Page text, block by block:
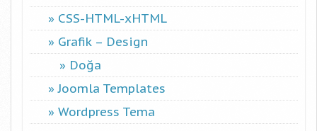
CSS-HTML-xHTML
Grafik – Design
Doğa
Joomla Templates
Wordpress Tema